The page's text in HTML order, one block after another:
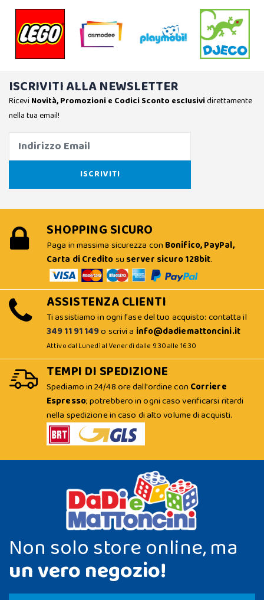
ISCRIVITI ALLA NEWSLETTER
Ricevi Novità, Promozioni e Codici Sconto esclusividirettamente
nella tua email!
SHOPPING SICURO
Paga in massima sicurezza con Bonifico, PayPal,
Carta di Creditosu server sicuro 128bit.
ASSISTENZA CLIENTI
Ti assistiamo in ogni fase del tuo acquisto: contatta il
349 11 91 149o scrivi a info@dadiemattoncini.it
Attivo dal Lunedì al Venerdì dalle 9:30 alle 16:30
TEMPI DI SPEDIZIONE
Spediamo in 24/48 ore dall'ordine con Corriere
Espresso; potrebbero in ogni caso verificarsi ritardi
nella spedizione in caso di alto volume di acquisti.
Non solo store online, ma
un vero negozio!